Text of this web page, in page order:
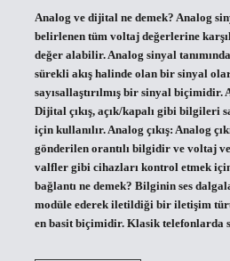
Analog ve dijital ne demek? Analog
belirlenen tüm voltaj değerlerine
değer alabilir. Analog sinyal
sürekli akış halinde olan bir sinyal
sayısallaştırılmış bir sinyal biçimidir.
Dijital çıkış, açık/kapalı gibi bilgileri
için kullanılır. Analog çıkış: Analog
gönderilen orantılı bilgidir ve voltaj
valfler gibi cihazları kontrol etmek
bağlantı ne demek? Bilginin ses
modüle ederek iletildiği bir iletişim
en basit biçimidir. Klasik